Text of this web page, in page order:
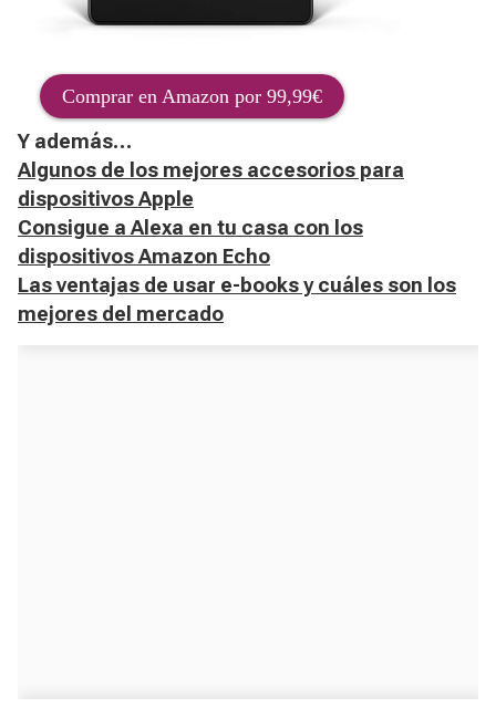
Comprar en Amazon por 99,99€
Y además…
Algunos de los mejores accesorios para
dispositivos Apple
Consigue a Alexa en tu casa con los
dispositivos Amazon Echo
Las ventajas de usar e-books y cuáles son los
mejores del mercado